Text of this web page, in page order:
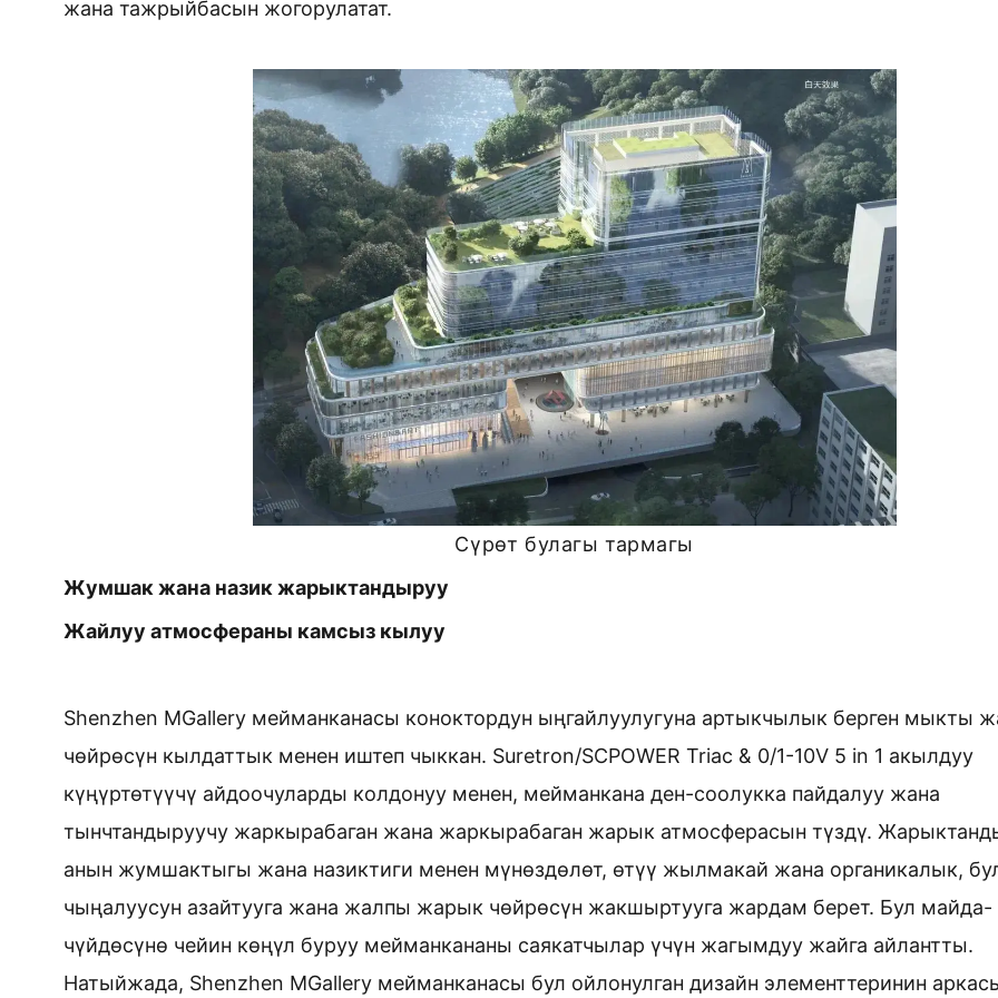
жана тажрыйбасын жогорулатат.
Сүрөт булагы тармагы
Жумшак жана назик жарыктандыруу
Жайлуу атмосфераны камсыз кылуу
Shenzhen MGallery мейманканасы коноктордун ыңгайлуулугуна артыкчылык берген мыкты
чөйрөсүн кылдаттык менен иштеп чыккан. Suretron/SCPOWER Triac & 0/1-10V 5 in 1 акылдуу
күңүртөтүүчү айдоочуларды колдонуу менен, мейманкана ден-соолукка пайдалуу жана
тынчтандыруучу жаркырабаган жана жаркырабаган жарык атмосферасын түздү.
анын жумшактыгы жана назиктиги менен мүнөздөлөт, өтүү жылмакай жана органикалык,
чыңалуусун азайтууга жана жалпы жарык чөйрөсүн жакшыртууга жардам берет. Бул майда-
чүйдөсүнө чейин көңүл буруу мейманкананы саякатчылар үчүн жагымдуу жайга айлантты.
Натыйжада, Shenzhen MGallery мейманканасы бул ойлонулган дизайн элементтеринин